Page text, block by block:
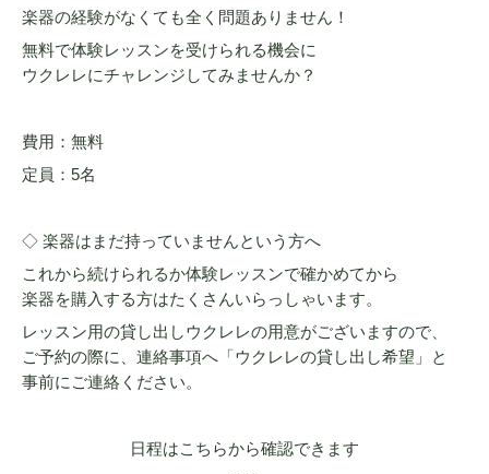
楽器の経験がなくても全く問題ありません！
無料で体験レッスンを受けられる機会に
ウクレレにチャレンジしてみませんか？
費用：無料
定員：5名
◇ 楽器はまだ持っていませんという方へ
これから続けられるか体験レッスンで確かめてから
楽器を購入する方はたくさんいらっしゃいます。
レッスン用の貸し出しウクレレの用意がございますので、
ご予約の際に、連絡事項へ「ウクレレの貸し出し希望」と
事前にご連絡ください。
日程はこちらから確認できます